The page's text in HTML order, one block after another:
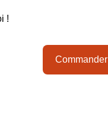
!
Commander